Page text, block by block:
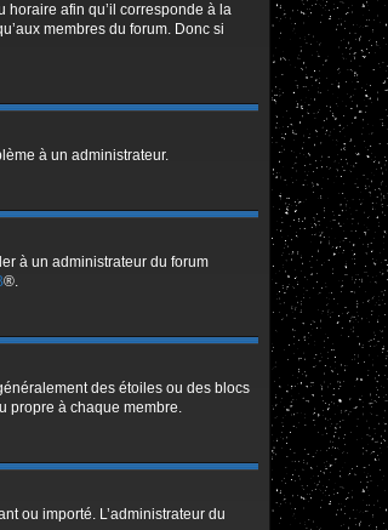
horaire afin qu’il corresponde à la
membres du forum. Donc si
à un administrateur.
à un administrateur du forum
®.
des étoiles ou des blocs
propre à chaque membre.
ou importé. L’administrateur du